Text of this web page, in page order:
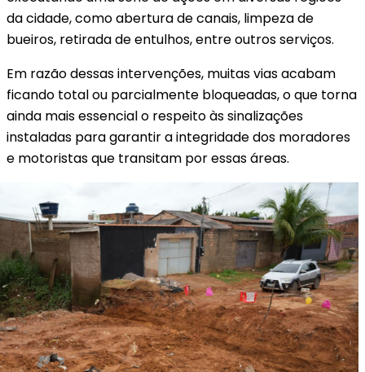
da cidade, como abertura de canais, limpeza de
bueiros, retirada de entulhos, entre outros serviços.
Em razão dessas intervenções, muitas vias acabam
ficando total ou parcialmente bloqueadas, o que torna
ainda mais essencial o respeito às sinalizações
instaladas para garantir a integridade dos moradores
e motoristas que transitam por essas áreas.